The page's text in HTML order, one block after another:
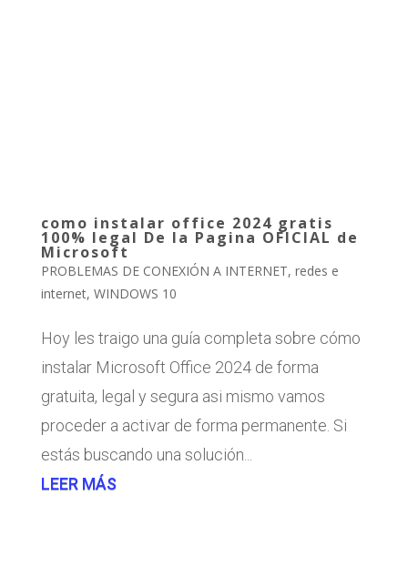
como instalar office 2024 gratis
100% legal De la Pagina OFICIAL de
Microsoft
PROBLEMAS DE CONEXIÓN A INTERNET, redes e
internet, WINDOWS 10
Hoy les traigo una guía completa sobre cómo
instalar Microsoft Office 2024 de forma
gratuita, legal y segura asi mismo vamos
proceder a activar de forma permanente. Si
estás buscando una solución...
LEER MÁS